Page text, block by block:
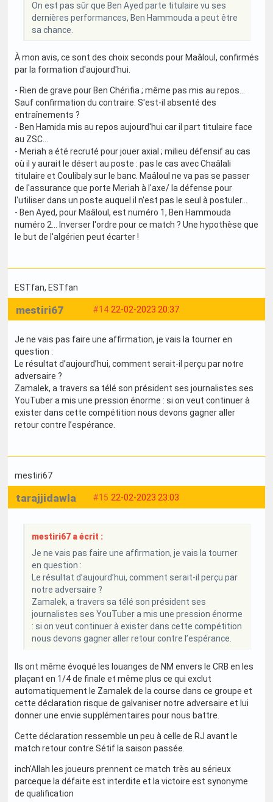
On est pas sûr que Ben Ayed parte titulaire vu ses
dernières performances, Ben Hammouda a peut être
sa chance.
À mon avis, ce sont des choix seconds pour Maâloul, confirmés
par la formation d'aujourd'hui.
- Rien de grave pour Ben Chérifia ; même pas mis au repos...
Sauf confirmation du contraire. S'est-il absenté des
entraînements ?
- Ben Hamida mis au repos aujourd'hui car il part titulaire face
au ZSC...
- Meriah a été recruté pour jouer axial ; milieu défensif au cas
où il y aurait le désert au poste : pas le cas avec Chaâlali
titulaire et Coulibaly sur le banc. Maâloul ne va pas se passer
de l'assurance que porte Meriah à l'axe/ la défense pour
l'utiliser dans un poste auquel il n'est pas le seul à postuler...
- Ben Ayed, pour Maâloul, est numéro 1, Ben Hammouda
numéro 2... Inverser l'ordre pour ce match ? Une hypothèse que
le but de l'algérien peut écarter !
ESTfan, ESTfan
#14 22-02-2023 20:37
mestiri67
Je ne vais pas faire une affirmation, je vais la tourner en
question :
Le résultat d’aujourd’hui, comment serait-il perçu par notre
adversaire ?
Zamalek, a travers sa télé son président ses journalistes ses
YouTuber a mis une pression énorme : si on veut continuer à
exister dans cette compétition nous devons gagner aller
retour contre l’espérance.
mestiri67
#15 22-02-2023 23:03
tarajjidawla
mestiri67 a écrit :
Je ne vais pas faire une affirmation, je vais la tourner
en question :
Le résultat d’aujourd’hui, comment serait-il perçu par
notre adversaire ?
Zamalek, a travers sa télé son président ses
journalistes ses YouTuber a mis une pression énorme
: si on veut continuer à exister dans cette compétition
nous devons gagner aller retour contre l’espérance.
Ils ont même évoqué les louanges de NM envers le CRB en les
plaçant en 1/4 de finale et même plus ce qui exclut
automatiquement le Zamalek de la course dans ce groupe et
cette déclaration risque de galvaniser notre adversaire et lui
donner une envie supplémentaires pour nous battre.
Cette déclaration ressemble un peu à celle de RJ avant le
match retour contre Sétif la saison passée.
inch'Allah les joueurs prennent ce match très au sérieux
parceque la défaite est interdite et la victoire est synonyme
de qualification